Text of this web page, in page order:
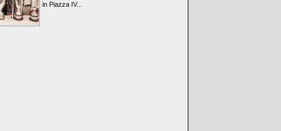
in Piazza IV...